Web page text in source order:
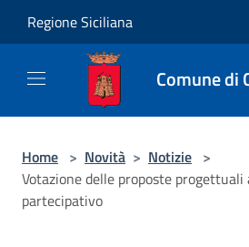
Regione Siciliana
Comune di
Home > Novità > Notizie >
Votazione delle proposte
partecipativo